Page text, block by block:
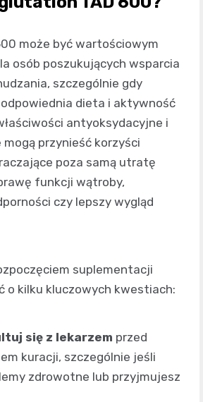
może być wartościowym
osób poszukujących wsparcia
szczególnie gdy
dieta i aktywność
antyoksydacyjne i
przynieść korzyści
poza samą utratę
funkcji wątroby,
czy lepszy wygląd
suplementacji
o kilku kluczowych kwestiach:
się z lekarzem przed
kuracji, szczególnie jeśli
zdrowotne lub przyjmujesz